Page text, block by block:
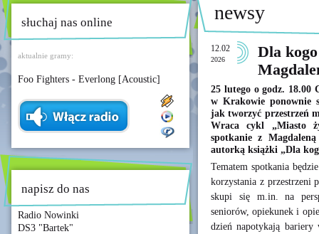
słuchaj nas online
aktualnie gramy:
Foo Fighters - Everlong [Acoustic]
napisz do nas
Radio Nowinki
DS3 "Bartek"
newsy
12.02
2026
Dla
25 lutego o godz. 18.00
w Krakowie ponownie
jak tworzyć przestrzeń
Wraca cykl „Miasto
spotkanie z
autorką książki „Dla
Tematem spotkania
korzystania z przestrzeni
skupi się m.in. na
seniorów, opiekunek i
dzień napotykają bariery